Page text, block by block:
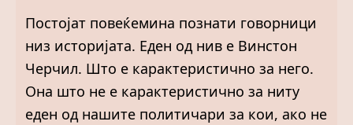
Постојат повеќемина познати говорници
низ историјата. Еден од нив е Винстон
Черчил. Што е карактеристично за него.
Она што не е карактеристично за ниту
еден од нашите политичари за кои, ако не